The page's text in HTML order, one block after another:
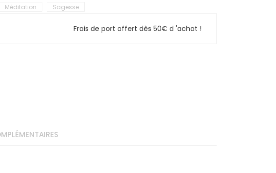
Méditation
Sagesse
Frais de port offert dès 50€ d 'achat !